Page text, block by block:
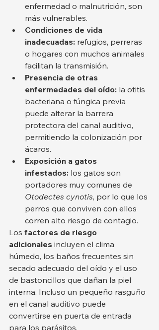
enfermedad o malnutrición, son
más vulnerables.
Condiciones de vida
inadecuadas: refugios, perreras
o hogares con muchos animales
facilitan la transmisión.
Presencia de otras
enfermedades del oído: la otitis
bacteriana o fúngica previa
puede alterar la barrera
protectora del canal auditivo,
permitiendo la colonización por
ácaros.
Exposición a gatos
infestados: los gatos son
portadores muy comunes de
Otodectes cynotis, por lo que los
perros que conviven con ellos
corren alto riesgo de contagio.
Los factores de riesgo
adicionales incluyen el clima
húmedo, los baños frecuentes sin
secado adecuado del oído y el uso
de bastoncillos que dañan la piel
interna. Incluso un pequeño rasguño
en el canal auditivo puede
convertirse en puerta de entrada
para los parásitos.